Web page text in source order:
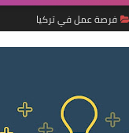
فرصة عمل في تركيا